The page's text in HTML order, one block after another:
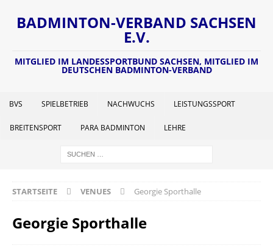
BADMINTON-VERBAND SACHSEN
E.V.
MITGLIED IM LANDESSPORTBUND SACHSEN, MITGLIED IM
DEUTSCHEN BADMINTON-VERBAND
BVS SPIELBETRIEB NACHWUCHS LEISTUNGSSPORT
BREITENSPORT PARA BADMINTON LEHRE
STARTSEITE VENUES Georgie Sporthalle
Georgie Sporthalle